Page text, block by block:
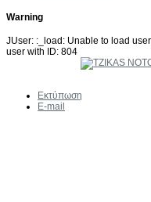
Warning
JUser: :_load: Unable to load
user with ID: 804
Εκτύπωση
E-mail